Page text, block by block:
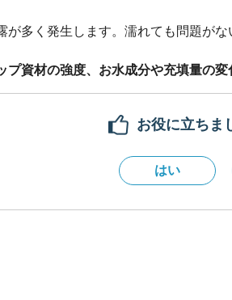
多く発生します。濡れても問題がな
プ資材の強度、お水成分や充填量の
お役に立ちま
はい